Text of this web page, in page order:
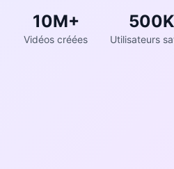
10M+
Vidéos créées Utilisateurs